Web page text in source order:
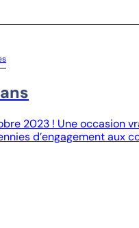
2023 ! Une occasion
d’engagement aux